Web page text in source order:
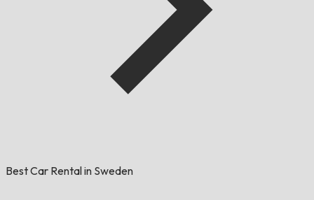
Best Car Rental in Sweden